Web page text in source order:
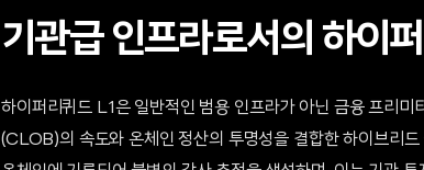
기관급 인프라로서의 하이
하이퍼리퀴드 L1은 일반적인 범용 인프라가 아닌 금융 프리미
(CLOB)의 속도와 온체인 정산의 투명성을 결합한 하이브리드